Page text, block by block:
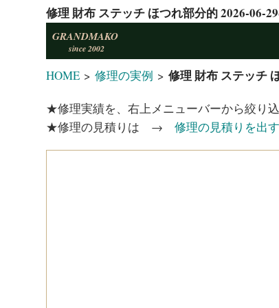
修理 財布 ステッチ ほつれ部分的 2026-06-
GRANDMAKO
since 2002
HOME >修理の実例 >修理 財布 ステッチ
★修理実績を、右上メニューバーから絞り込
★修理の見積りは →修理の見積りを出す